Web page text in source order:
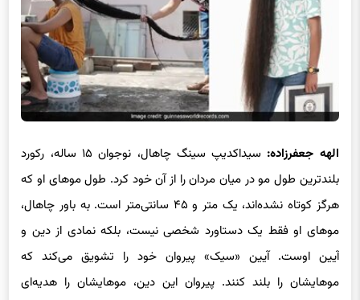
الهه جعفرزاده:
سیداکدیپ سینگ چاهال، نوجوان ۱۵ ساله، رکورد
بلندترین طول مو در میان مردان را از آن خود کرد. طول موهای او که
هرگز کوتاه نشده‌اند، یک متر و ۴۵ سانتی‌متر است. به باور چاهال،
موهای او فقط یک دستاورد شخصی نیست، بلکه نمادی از دین و
آیین اوست. آیین «سیک» پیروان خود را تشویق می‌کند که
موهایشان را بلند کنند. پیروان این دین، موهایشان را هدیه‌ای